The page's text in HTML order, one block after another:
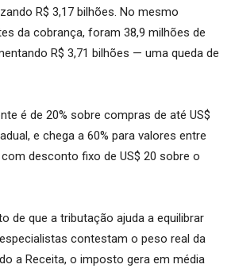
R$ 3,17 bilhões. No mesmo
da cobrança, foram 38,9 milhões de
R$ 3,71 bilhões — uma queda de
é de 20% sobre compras de até US$
e chega a 60% para valores entre
com desconto fixo de US$ 20 sobre o
de que a tributação ajuda a equilibrar
contestam o peso real da
a Receita, o imposto gera em média